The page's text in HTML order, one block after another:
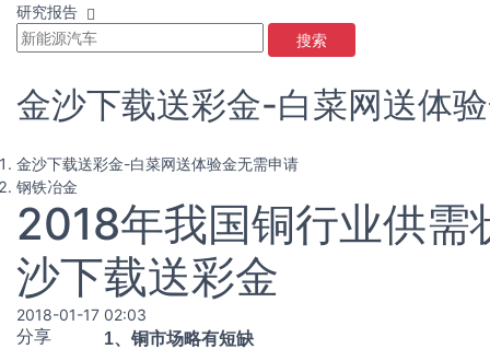
研究报告
搜索
金沙下载送彩金-白菜网送体
金沙下载送彩金-白菜网送体验金无需申请
钢铁冶金
2018年我国铜行业供
沙下载送彩金
2018-01-17 02:03
分享 1、铜市场略有短缺